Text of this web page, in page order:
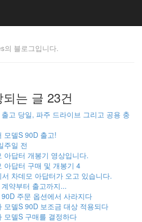
의 블로그입니다.
는 글 23건
고 당일, 파주 드라이브 그리고 공용 충
모델S 90D 출고!
주일 전
아답터 개봉기 영상입니다.
아답터 구매 및 개봉기 4
서 차데모 아답터가 오고 있습니다.
약부터 출고까지...
90D 주문 옵션에서 사라지다
모델S 90D 보조금 대상 적용되다
모델S 구매를 결정하다